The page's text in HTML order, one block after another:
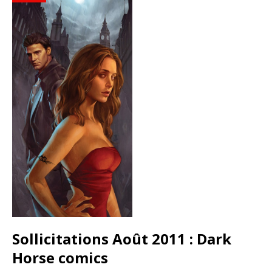
Sollicitations Août 2011 : Dark
Horse comics